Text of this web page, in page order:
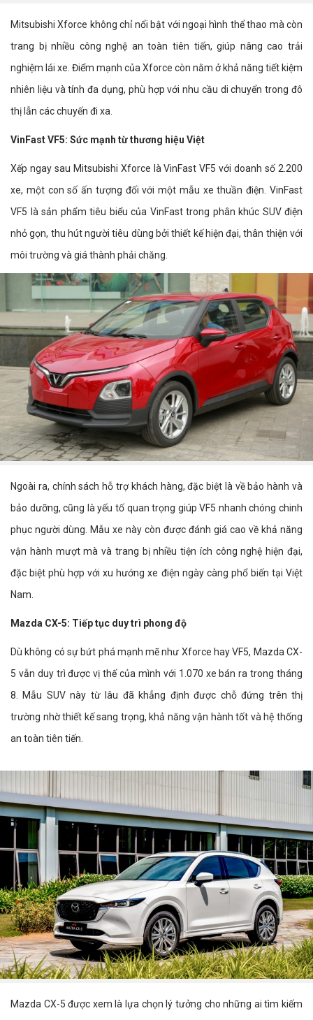
Mitsubishi Xforce không chỉ nổi bật với ngoại hình thể thao mà còn
trang bị nhiều công nghệ an toàn tiên tiến, giúp nâng cao trải
nghiệm lái xe. Điểm mạnh của Xforce còn nằm ở khả năng tiết kiệm
nhiên liệu và tính đa dụng, phù hợp với nhu cầu di chuyển trong đô
thị lẫn các chuyến đi xa.
VinFast VF5: Sức mạnh từ thương hiệu Việt
Xếp ngay sau Mitsubishi Xforce là VinFast VF5 với doanh số 2.200
xe, một con số ấn tượng đối với một mẫu xe thuần điện. VinFast
VF5 là sản phẩm tiêu biểu của VinFast trong phân khúc SUV điện
nhỏ gọn, thu hút người tiêu dùng bởi thiết kế hiện đại, thân thiện với
môi trường và giá thành phải chăng.
Ngoài ra, chính sách hỗ trợ khách hàng, đặc biệt là về bảo hành và
bảo dưỡng, cũng là yếu tố quan trọng giúp VF5 nhanh chóng chinh
phục người dùng. Mẫu xe này còn được đánh giá cao về khả năng
vận hành mượt mà và trang bị nhiều tiện ích công nghệ hiện đại,
đặc biệt phù hợp với xu hướng xe điện ngày càng phổ biến tại Việt
Nam.
Mazda CX-5: Tiếp tục duy trì phong độ
Dù không có sự bứt phá mạnh mẽ như Xforce hay VF5, Mazda CX-
5 vẫn duy trì được vị thế của mình với 1.070 xe bán ra trong tháng
8. Mẫu SUV này từ lâu đã khẳng định được chỗ đứng trên thị
trường nhờ thiết kế sang trọng, khả năng vận hành tốt và hệ thống
an toàn tiên tiến.
Mazda CX-5 được xem là lựa chọn lý tưởng cho những ai tìm kiếm